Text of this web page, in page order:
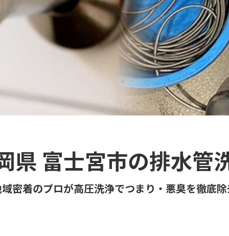
県 富士宮市の排水管
密着のプロが高圧洗浄でつまり・悪臭を徹底